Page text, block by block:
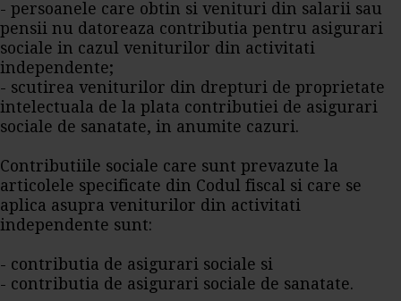
- persoanele care obtin si venituri din salarii sau
pensii nu datoreaza contributia pentru asigurari
sociale in cazul veniturilor din activitati
independente;
- scutirea veniturilor din drepturi de proprietate
intelectuala de la plata contributiei de asigurari
sociale de sanatate, in anumite cazuri.
Contributiile sociale care sunt prevazute la
articolele specificate din Codul fiscal si care se
aplica asupra veniturilor din activitati
independente sunt:
- contributia de asigurari sociale si
- contributia de asigurari sociale de sanatate.